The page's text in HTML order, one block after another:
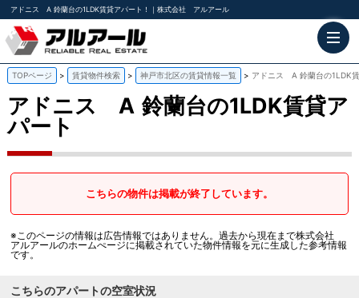
アドニス A 鈴蘭台の1LDK賃貸アパート！｜株式会社 アルアール
TOPページ 賃貸物件検索 神戸市北区の賃貸情報一覧 アドニス A 鈴蘭台の1LDK
アドニス A 鈴蘭台の1LDK賃貸ア
パート
こちらの物件は掲載が終了しています。
※このページの情報は広告情報ではありません。過去から現在まで株式会社
アルアールのホームぺージに掲載されていた物件情報を元に生成した参考情報
です。
こちらのアパートの空室状況